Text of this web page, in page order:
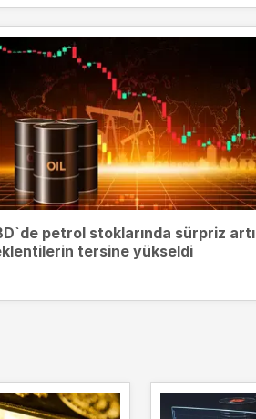
petrol stoklarında sürpriz
tersine yükseldi